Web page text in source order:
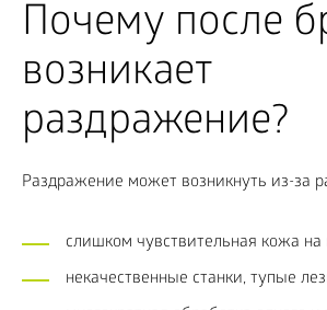
Почему после
возникает
раздражение?
Раздражение может возникнуть из-за
слишком чувствительная кожа на
некачественные станки, тупые